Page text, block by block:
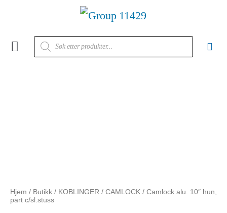
Hjem / Butikk / KOBLINGER / CAMLOCK / Camlock alu. 10″ hun,
part c/sl.stuss